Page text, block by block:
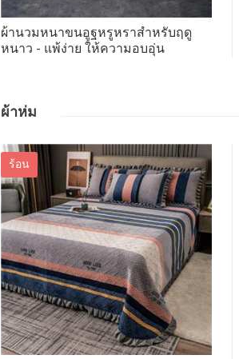
ผ้านวมหนาขนอูฐหรูหราสำหรับฤดู
หนาว - แพ้ง่าย ให้ความอบอุ่น
ผ้าห่ม
ร้อน